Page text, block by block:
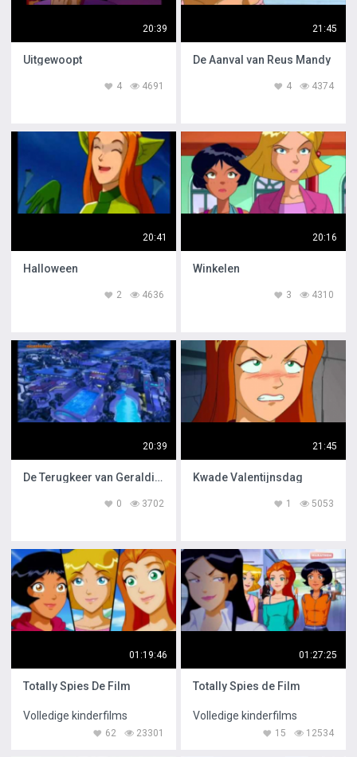
20:39
Uitgewoopt
4691
4
21:45
De Aanval van Reus Mandy
4374
4
20:41
Halloween
4636
2
20:16
Winkelen
4310
3
20:39
De Terugkeer van Geraldine
3702
0
21:45
Kwade Valentijnsdag
5053
1
01:19:46
Totally Spies De Film
Volledige kinderfilms
23301
62
01:27:25
Totally Spies de Film
Volledige kinderfilms
12534
15